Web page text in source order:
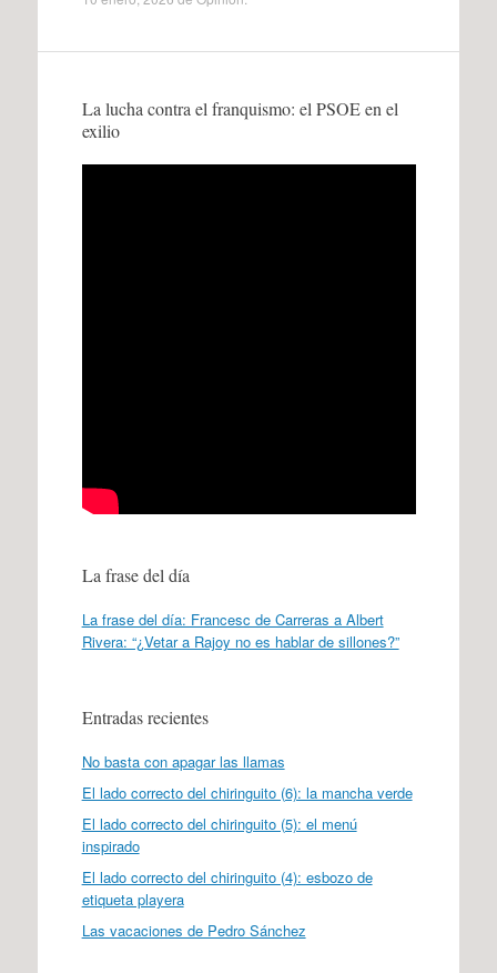
La lucha contra el franquismo: el PSOE en el
exilio
La frase del día
La frase del día: Francesc de Carreras a Albert
Rivera: “¿Vetar a Rajoy no es hablar de sillones?”
Entradas recientes
No basta con apagar las llamas
El lado correcto del chiringuito (6): la mancha verde
El lado correcto del chiringuito (5): el menú
inspirado
El lado correcto del chiringuito (4): esbozo de
etiqueta playera
Las vacaciones de Pedro Sánchez